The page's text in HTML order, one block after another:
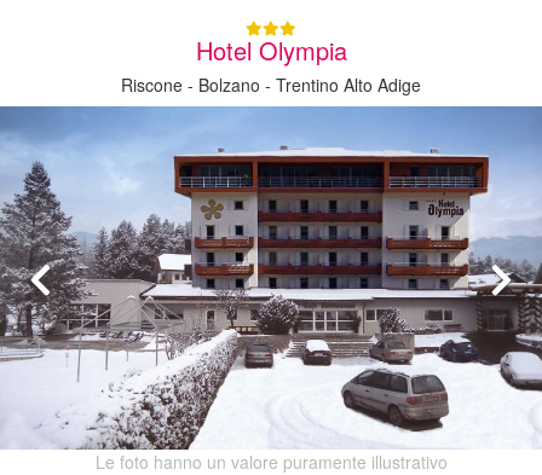
Hotel Olympia
Riscone - Bolzano - Trentino Alto Adige
Le foto hanno un valore puramente illustrativo